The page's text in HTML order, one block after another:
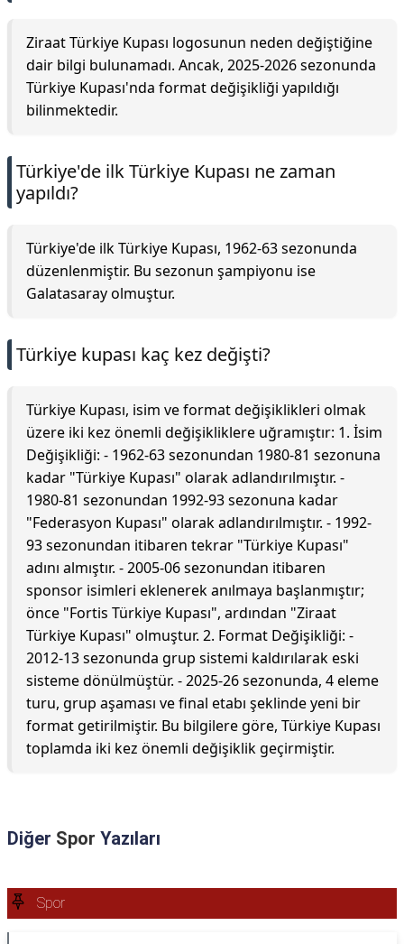
Ziraat Türkiye Kupası logosunun neden değiştiğine
dair bilgi bulunamadı. Ancak, 2025-2026 sezonunda
Türkiye Kupası'nda format değişikliği yapıldığı
bilinmektedir.
Türkiye'de ilk Türkiye Kupası ne zaman
yapıldı?
Türkiye'de ilk Türkiye Kupası, 1962-63 sezonunda
düzenlenmiştir. Bu sezonun şampiyonu ise
Galatasaray olmuştur.
Türkiye kupası kaç kez değişti?
Türkiye Kupası, isim ve format değişiklikleri olmak
üzere iki kez önemli değişikliklere uğramıştır: 1. İsim
Değişikliği: - 1962-63 sezonundan 1980-81 sezonuna
kadar "Türkiye Kupası" olarak adlandırılmıştır. -
1980-81 sezonundan 1992-93 sezonuna kadar
"Federasyon Kupası" olarak adlandırılmıştır. - 1992-
93 sezonundan itibaren tekrar "Türkiye Kupası"
adını almıştır. - 2005-06 sezonundan itibaren
sponsor isimleri eklenerek anılmaya başlanmıştır;
önce "Fortis Türkiye Kupası", ardından "Ziraat
Türkiye Kupası" olmuştur. 2. Format Değişikliği: -
2012-13 sezonunda grup sistemi kaldırılarak eski
sisteme dönülmüştür. - 2025-26 sezonunda, 4 eleme
turu, grup aşaması ve final etabı şeklinde yeni bir
format getirilmiştir. Bu bilgilere göre, Türkiye Kupası
toplamda iki kez önemli değişiklik geçirmiştir.
Diğer Spor Yazıları
Spor